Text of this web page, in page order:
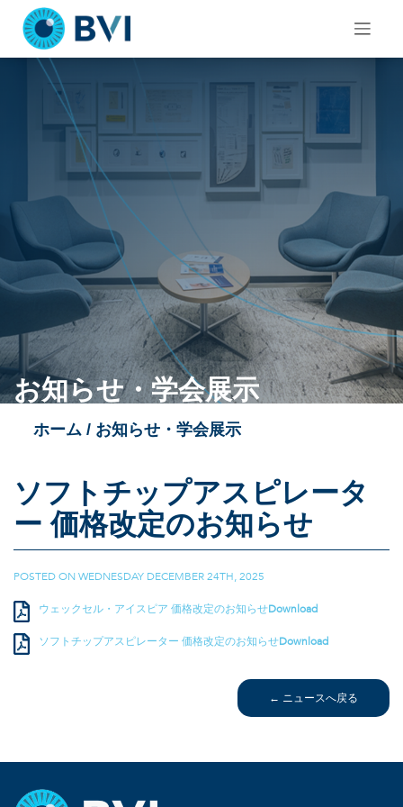
content
お知らせ・学会展示
ホーム / お知らせ・学会展示
ソフトチップアスピレータ
ー 価格改定のお知らせ
POSTED ONWEDNESDAY DECEMBER 24TH, 2025
ウェックセル・アイスピア 価格改定のお知らせDownload
ソフトチップアスピレーター 価格改定のお知らせDownload
← ニュースへ戻る